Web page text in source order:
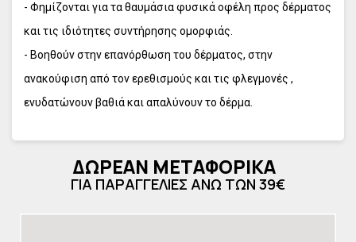
- Φημίζονται για τα θαυμάσια φυσικά οφέλη προς δέρματος
και τις ιδιότητες συντήρησης ομορφιάς.
- Βοηθούν στην επανόρθωση του δέρματος, στην
ανακούφιση από τον ερεθισμούς και τις φλεγμονές ,
ενυδατώνουν βαθιά και απαλύνουν το δέρμα.
αναπτύσσονται σε σκληρές συνθήκες στην Τάιγκα,
περιέχουν τεράστια ποσότητα πολύτιμων
αντιοξειδωτικών ανθοκυανινών. Τα blueberries είναι
επίσης πλούσια σε βήτα καροτίνη και βιταμίνες Β,
ΔΩΡΕΑΝ ΜΕΤΑΦΟΡΙΚΑ
ΓΙΑ ΠΑΡΑΓΓΕΛΙΕΣ ΑΝΩ ΤΩΝ 39€